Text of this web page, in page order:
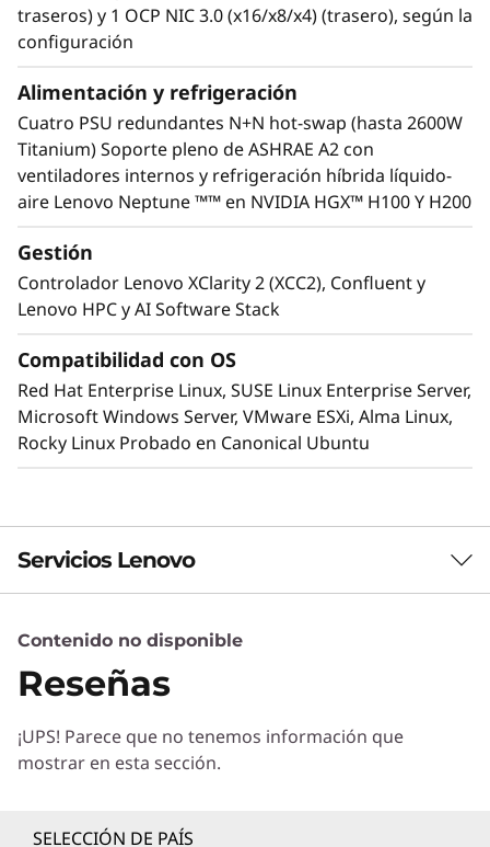
Tecnología Lenovo Neptune™
Algunos modelos cuentan con un módulo de
refrigeración híbrida Lenovo Neptune™ que
disipa rápidamente el calor en un
intercambiador de calor líquido-aire de circuito
cerrado que ofrece todas las ventajas de la
refrigeración líquida sin necesidad de obras de
traseros) y 1 OCP NIC 3.0 (x16/x8/x4) (trasero), según la
configuración
Alimentación y refrigeración
Cuatro PSU redundantes N+N hot-swap (hasta 2600W
Titanium) Soporte pleno de ASHRAE A2 con
ventiladores internos y refrigeración híbrida líquido-
aire Lenovo Neptune ™™ en NVIDIA HGX™ H100 Y H200
Gestión
Controlador Lenovo XClarity 2 (XCC2), Confluent y
Lenovo HPC y AI Software Stack
Compatibilidad con OS
Red Hat Enterprise Linux, SUSE Linux Enterprise Server,
Microsoft Windows Server, VMware ESXi, Alma Linux,
Rocky Linux Probado en Canonical Ubuntu
Servicios Lenovo
Servicios de Soluciones
Diseñe la mejor estrategia para su empresa.
correcta para sus exclusivas necesidades
empresariales.
Contenido no disponible
Reseñas
¡UPS! Parece que no tenemos información que
mostrar en esta sección.
SELECCIÓN DE PAÍS